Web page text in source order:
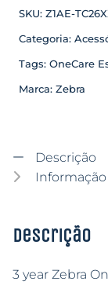
SKU: Z1AE-
Categoria:
Tags: OneCare
Marca: Zebra
Descrição
Descrição
3 year Zebra